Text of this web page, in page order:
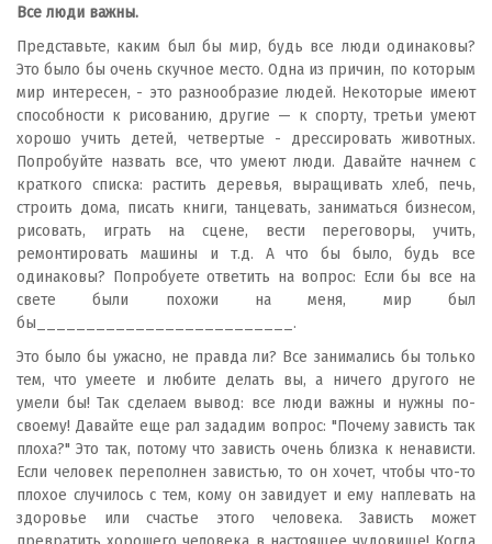
Все люди важны.
Представьте, каким был бы мир, будь все люди одинаковы?
Это было бы очень скучное место. Одна из причин, по которым
мир интересен, - это разнообразие людей. Некоторые имеют
способности к рисованию, другие — к спорту, третьи умеют
хорошо учить детей, четвертые - дрессировать животных.
Попробуйте назвать все, что умеют люди. Давайте начнем с
краткого списка: растить деревья, выращивать хлеб, печь,
строить дома, писать книги, танцевать, заниматься бизнесом,
рисовать, играть на сцене, вести переговоры, учить,
ремонтировать машины и т.д. А что бы было, будь все
одинаковы? Попробуете ответить на вопрос: Если бы все на
свете были похожи на меня, мир был
бы__________________________.
Это было бы ужасно, не правда ли? Все занимались бы только
тем, что умеете и любите делать вы, а ничего другого не
умели бы! Так сделаем вывод: все люди важны и нужны по-
своему! Давайте еще рал зададим вопрос: "Почему зависть так
плоха?" Это так, потому что зависть очень близка к ненависти.
Если человек переполнен завистью, то он хочет, чтобы что-то
плохое случилось с тем, кому он завидует и ему наплевать на
здоровье или счастье этого человека. Зависть может